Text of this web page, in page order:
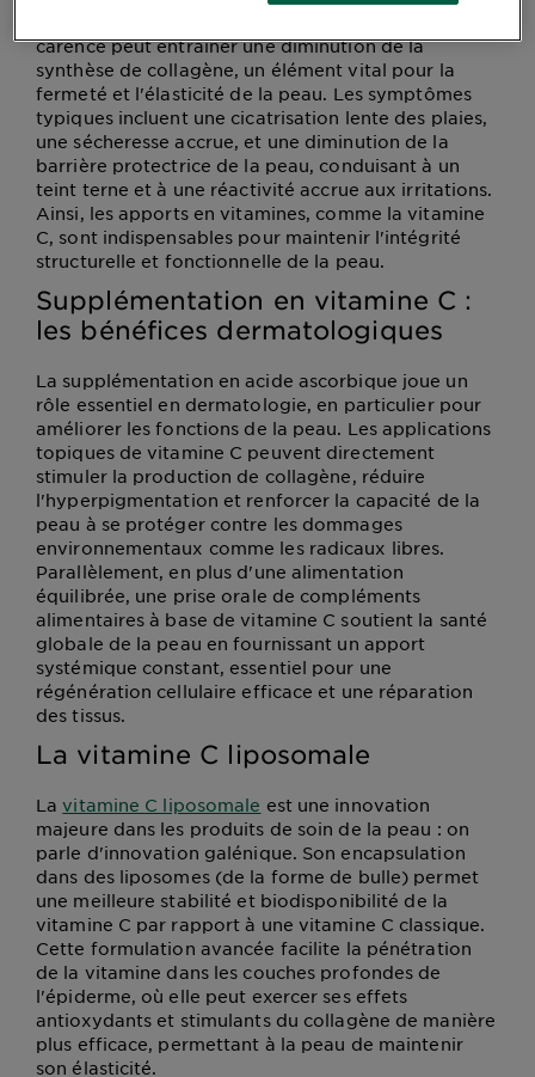
carence peut entraîner une diminution de la
synthèse de collagène, un élément vital pour la
fermeté et l'élasticité de la peau. Les symptômes
typiques incluent une cicatrisation lente des plaies,
une sécheresse accrue, et une diminution de la
barrière protectrice de la peau, conduisant à un
teint terne et à une réactivité accrue aux irritations.
Ainsi, les apports en vitamines, comme la vitamine
C, sont indispensables pour maintenir l'intégrité
structurelle et fonctionnelle de la peau.
Supplémentation en vitamine C :
les bénéfices dermatologiques
La supplémentation en acide ascorbique joue un
rôle essentiel en dermatologie, en particulier pour
améliorer les fonctions de la peau. Les applications
topiques de vitamine C peuvent directement
stimuler la production de collagène, réduire
l'hyperpigmentation et renforcer la capacité de la
peau à se protéger contre les dommages
environnementaux comme les radicaux libres.
Parallèlement, en plus d'une alimentation
équilibrée, une prise orale de compléments
alimentaires à base de vitamine C soutient la santé
globale de la peau en fournissant un apport
systémique constant, essentiel pour une
régénération cellulaire efficace et une réparation
des tissus.
La vitamine C liposomale
Lavitamine C liposomale est une innovation
majeure dans les produits de soin de la peau : on
parle d'innovation galénique. Son encapsulation
dans des liposomes (de la forme de bulle) permet
une meilleure stabilité et biodisponibilité de la
vitamine C par rapport à une vitamine C classique.
Cette formulation avancée facilite la pénétration
de la vitamine dans les couches profondes de
l'épiderme, où elle peut exercer ses effets
antioxydants et stimulants du collagène de manière
plus efficace, permettant à la peau de maintenir
son élasticité.